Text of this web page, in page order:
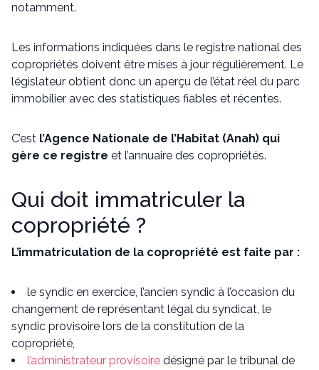
notamment.
Les informations indiquées dans le registre national des
copropriétés doivent être mises à jour régulièrement. Le
législateur obtient donc un aperçu de l’état réel du parc
immobilier avec des statistiques fiables et récentes.
C’est l’Agence Nationale de l’Habitat (Anah) qui
gère ce registre et l’annuaire des copropriétés.
Qui doit immatriculer la
copropriété ?
L’immatriculation de la copropriété est faite par :
le syndic en exercice, l’ancien syndic à l’occasion du
changement de représentant légal du syndicat, le
syndic provisoire lors de la constitution de la
copropriété,
l’administrateur provisoire désigné par le tribunal de